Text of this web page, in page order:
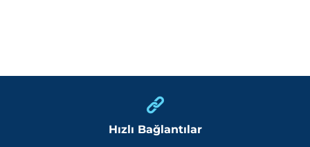
Hızlı Bağlantılar